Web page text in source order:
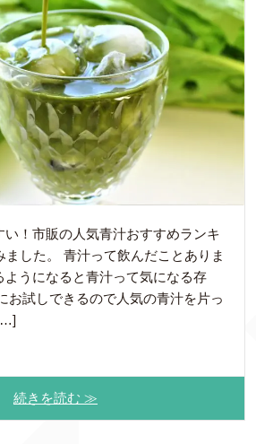
い！市販の人気青汁おすすめランキ
ました。 青汁って飲んだことありま
ようになると青汁って気になる存
お試しできるので人気の青汁を片っ
続きを読む ≫